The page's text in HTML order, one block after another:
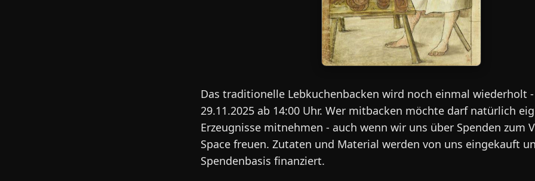
Das traditionelle Lebkuchenbacken wird noch einmal wiederholt
29.11.2025 ab 14:00 Uhr. Wer mitbacken möchte darf natürlich
Erzeugnisse mitnehmen - auch wenn wir uns über Spenden zum
Space freuen. Zutaten und Material werden von uns eingekauft
Spendenbasis finanziert.